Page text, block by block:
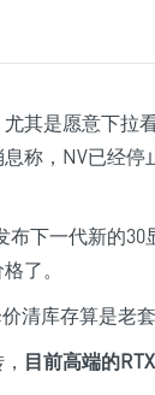
其是愿意下拉
称，NV已经停
下一代新的
了。
清库存算是老
目前高端的